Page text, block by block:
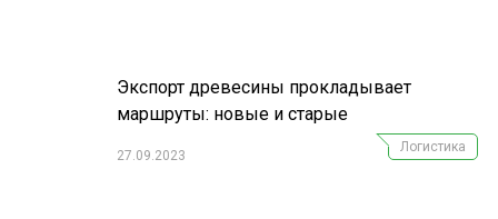
Экспорт древесины прокладывает
маршруты: новые и старые
27.09.2023
Логистика